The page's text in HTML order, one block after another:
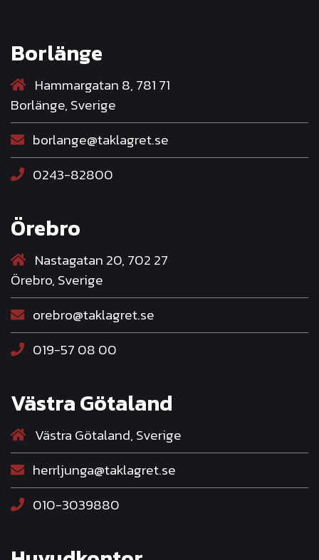
Borlänge
Hammargatan 8, 781 71
Borlänge, Sverige
borlange@taklagret.se
0243-82800
Örebro
Nastagatan 20, 702 27
Örebro, Sverige
orebro@taklagret.se
019-57 08 00
Västra Götaland
Västra Götaland, Sverige
herrljunga@taklagret.se
010-3039880